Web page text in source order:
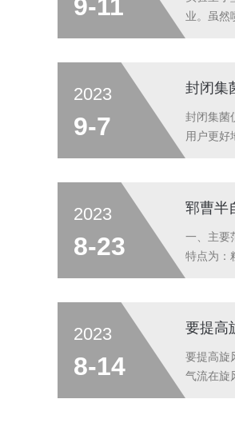
9-11
业。虽然
2023
9-7
封闭集
封闭集菌
用户更好
2023
8-23
郓曹半
一、主要
特点为：
2023
8-14
要提高
要提高旋
气流在旋